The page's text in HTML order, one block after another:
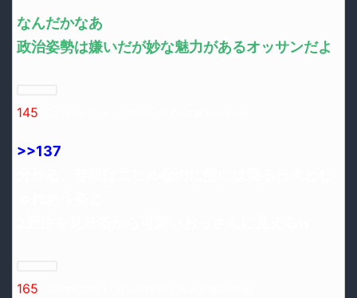
なんだかなあ
政治姿勢は嫌いだが妙な魅力があるオッサンだよ
145
>>137
165